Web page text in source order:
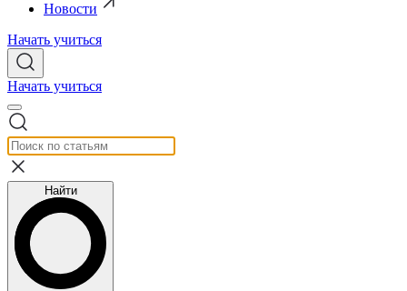
Новости
Начать учиться
Начать учиться
Найти